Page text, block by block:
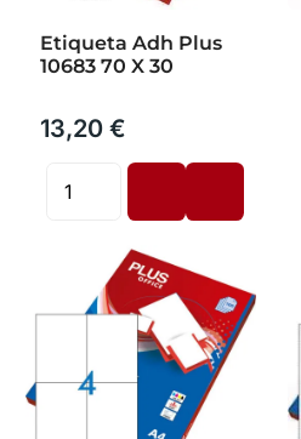
Etiqueta Adh Plus
10683 70 X 30
13,20 €